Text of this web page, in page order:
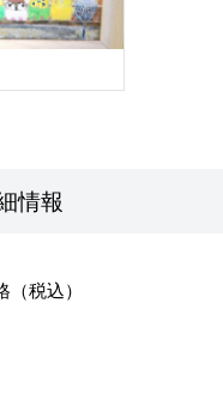
情報
（税込）